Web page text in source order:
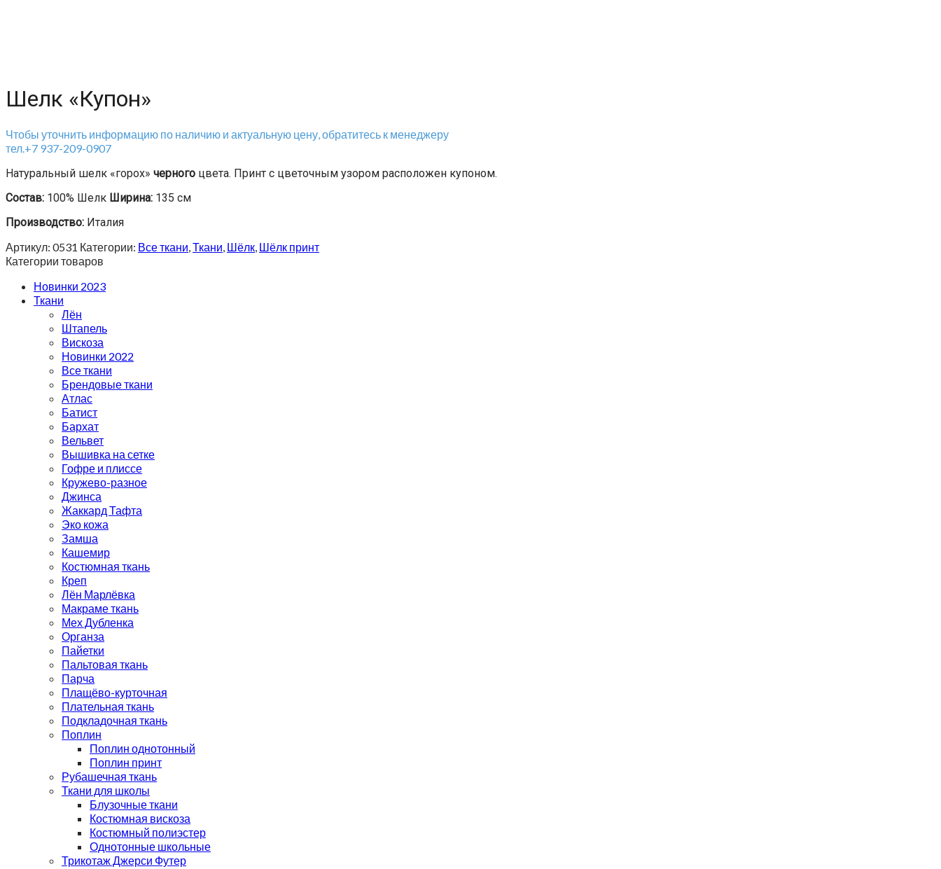
Шелк «Купон»
Чтобы уточнить информацию по наличию и актуальную цену, обратитесь к менеджеру
тел.+7 937-209-0907
Натуральный шелк «горох» черного цвета. Принт с цветочным узором расположен купоном.
Состав: 100% Шелк Ширина: 135 см
Производство: Италия
Артикул: 0531 Категории: Все ткани,Ткани, Шёлк, Шёлк принт
Категории товаров
Новинки 2023
Ткани
Лён
Штапель
Вискоза
Новинки 2022
Все ткани
Брендовые ткани
Атлас
Батист
Бархат
Вельвет
Вышивка на сетке
Гофре и плиссе
Кружево-разное
Джинса
Жаккард Тафта
Эко кожа
Замша
Кашемир
Костюмная ткань
Креп
Лён Марлёвка
Макраме ткань
Мех Дубленка
Органза
Пайетки
Пальтовая ткань
Парча
Плащёво-курточная
Плательная ткань
Подкладочная ткань
Поплин
Поплин однотонный
Поплин принт
Рубашечная ткань
Ткани для школы
Блузочные ткани
Костюмная вискоза
Костюмный полиэстер
Однотонные школьные
Трикотаж Джерси Футер